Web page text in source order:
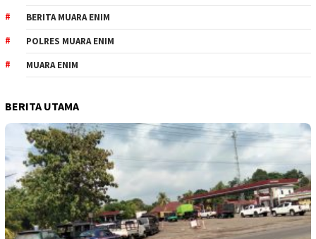
BERITA MUARA ENIM
POLRES MUARA ENIM
MUARA ENIM
BERITA UTAMA